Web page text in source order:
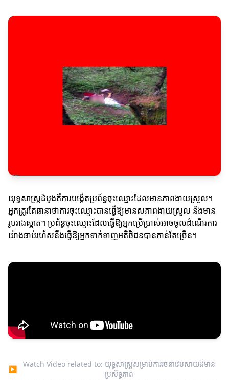
យុទ្ធសាស្ត្រដំបូងគឺការបង្កើតប្រព័ន្ធចុះឈ្មោះដែលមានភាពងាយស្រួល។
អ្នកត្រូវតែធានាថាការចុះឈ្មោះបានធ្វើឱ្យមានសភាពងាយស្រួល និងមាន
រូបរាងស្អាត។ ប្រព័ន្ធចុះឈ្មោះដែលធ្វើឱ្យអ្នកប្រើប្រាស់អាចចូលដំណើរការ
យ៉ាងឆាប់រហ័សនឹងធ្វើឱ្យអ្នកទាក់ទាញអតិថិជនបានកាន់តែច្រើន។
▶
Watch Video related to: យុទ្ធសាស្ត្រសម្រាប់ការរចនាវេបសាយដ៏មាន
ប្រសិទ្ធភាព